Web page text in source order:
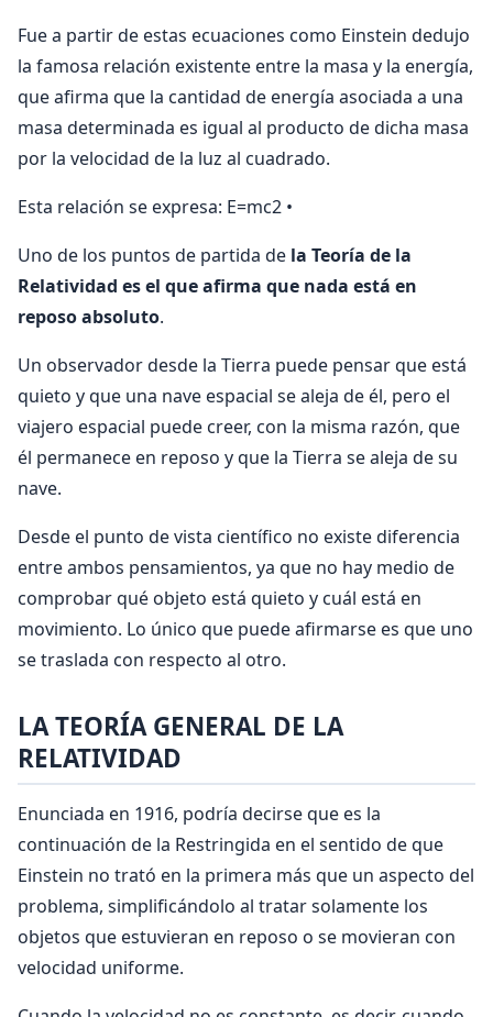
Fue a partir de estas ecuaciones como Einstein de­dujo
la famosa relación existente entre la masa y la energía,
que afirma que la cantidad de energía asocia­da a una
masa determinada es igual al producto de di­cha masa
por la velocidad de la luz al cuadrado.
Esta relación se expresa: E=mc2 •
Uno de los puntos de partida de la Teoría de la
Relatividad es el que afirma que nada está en
reposo absoluto.
Un ob­servador desde la Tierra puede pensar que está
quieto y que una nave espacial se aleja de él, pero el
viajero espa­cial puede creer, con la misma razón, que
él permanece en reposo y que la Tierra se aleja de su
nave.
Desde el punto de vista científico no existe diferencia
entre ambos pensa­mientos, ya que no hay medio de
comprobar qué objeto es­tá quieto y cuál está en
movimiento. Lo único que puede afirmarse es que uno
se traslada con respecto al otro.
LA TEORÍA GENERAL DE LA
RELATIVIDAD
Enunciada en 1916, podría decirse que es la
continuación de la Restringida en el sentido de que
Einstein no trató en la primera más que un aspecto del
problema, simplificándolo al tratar solamente los
objetos que estuvieran en reposo o se movieran con
velocidad uniforme.